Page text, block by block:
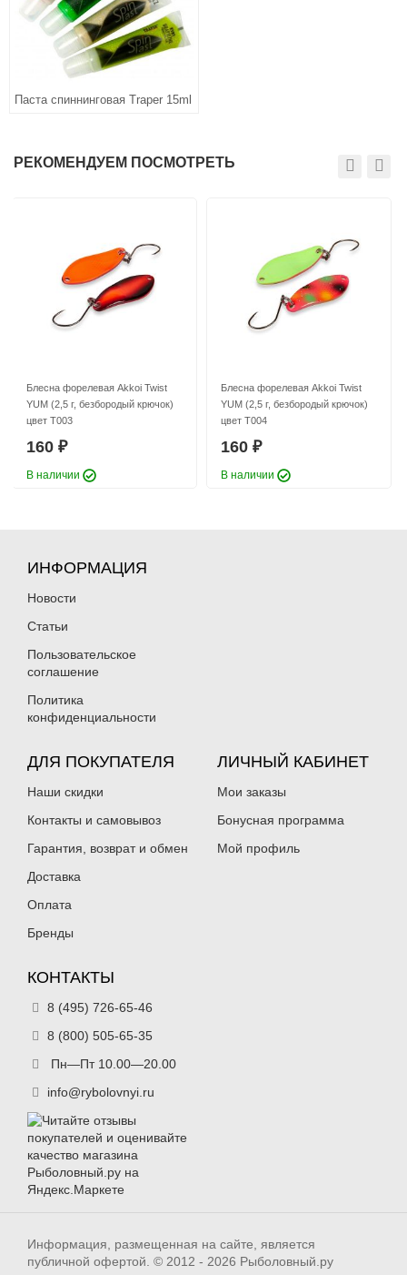
Паста спиннинговая Traper 15ml
РЕКОМЕНДУЕМ ПОСМОТРЕТЬ
Блесна форелевая Akkoi Twist
YUM (2,5 г, безбородый крючок)
цвет T003
160 ₽
В наличии
Блесна форелевая Akkoi Twist
YUM (2,5 г, безбородый крючок)
цвет T004
160 ₽
В наличии
ИНФОРМАЦИЯ
Новости
Статьи
Пользовательское
соглашение
Политика
конфиденциальности
ДЛЯ ПОКУПАТЕЛЯ
Наши скидки
Контакты и самовывоз
Гарантия, возврат и обмен
Доставка
Оплата
Бренды
ЛИЧНЫЙ КАБИНЕТ
Мои заказы
Бонусная программа
Мой профиль
КОНТАКТЫ
8 (495) 726-65-46
8 (800) 505-65-35
Пн—Пт 10.00—20.00
info@rybolovnyi.ru
Информация, размещенная на сайте, является
публичной офертой. © 2012 - 2026 Рыболовный.ру